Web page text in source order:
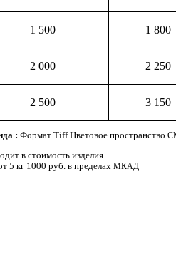
1 500 1 800
2 000 2 250
2 500 3 150
: Фор­мат TiffЦве­то­вое про­стран­ство
в сто­и­мость изделия.
5 кг 1000 руб. в пре­де­лах МКАД